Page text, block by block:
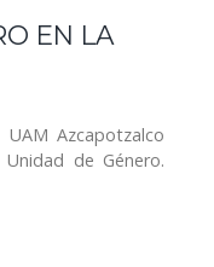
EN LA
Azcapotzalco
de Género.